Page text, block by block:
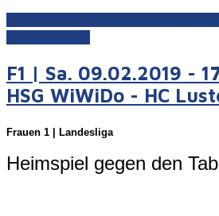
F1 | Sa. 09.02.2019 -
HSG WiWiDo - HC
Frauen 1 | Landesliga
Heimspiel gegen den